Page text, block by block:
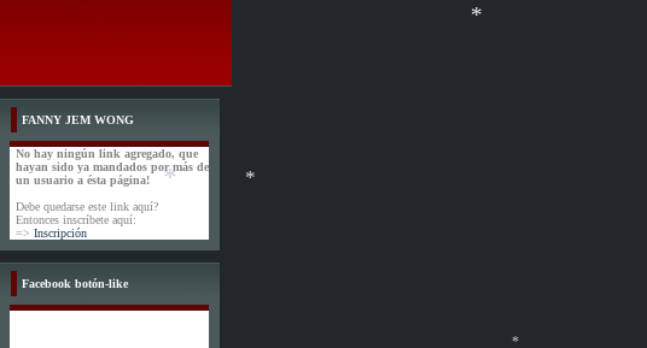
FANNY JEM WONG
No hay ningún link agregado, que
hayan sido ya mandados por más de
un usuario a ésta página!
Debe quedarse este link aquí?
Entonces inscríbete aquí:
=> Inscripción
Facebook botón-like
*
*